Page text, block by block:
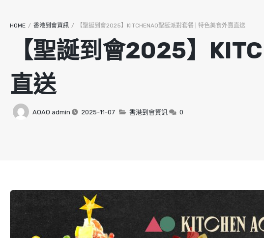
HOME / 香港到會資訊 / 【聖誕到會2025】KITCHENAO聖誕派對套餐 | 特色美食外賣直送
【聖誕到會2025】
直送
AOAO admin 2025-11-07 香港到會資訊 0